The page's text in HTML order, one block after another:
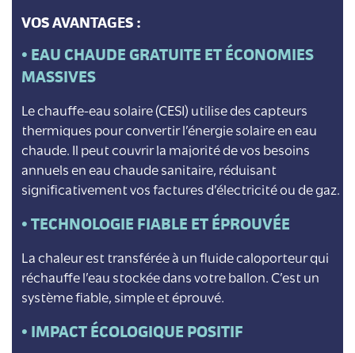
VOS AVANTAGES :
• EAU CHAUDE GRATUITE ET ÉCONOMIES
MASSIVES
Le chauffe-eau solaire (CESI) utilise des capteurs
thermiques pour convertir l’énergie solaire en eau
chaude. Il peut couvrir la majorité de vos besoins
annuels en eau chaude sanitaire, réduisant
significativement vos factures d’électricité ou de gaz.
•TECHNOLOGIE FIABLE ET ÉPROUVÉE
La chaleur est transférée à un fluide caloporteur qui
réchauffe l’eau stockée dans votre ballon. C’est un
système fiable, simple et éprouvé.
• IMPACT ÉCOLOGIQUE POSITIF